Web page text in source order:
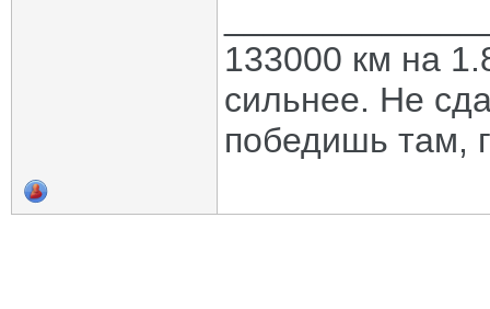
133000 км на
сильнее. Не
победишь там,